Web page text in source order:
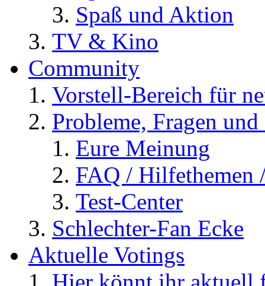
Spaß und Aktion
TV & Kino
Community
Vorstell-Bereich für
Probleme, Fragen
Eure Meinung
FAQ / Hilfethemen
Test-Center
Schlechter-Fan Ecke
Aktuelle Votings